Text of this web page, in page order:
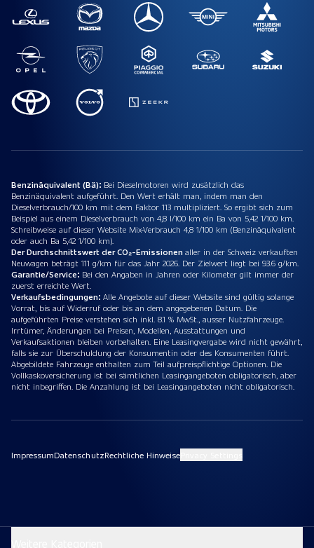
Benzinäquivalent (Bä): Bei Dieselmotoren wird zusätzlich das
Benzinäquivalent aufgeführt. Den Wert erhält man, indem man den
Dieselverbrauch/100 km mit dem Faktor 113 multipliziert. So ergibt sich zum
Beispiel aus einem Dieselverbrauch von 4,8 l/100 km ein Ba von 5,42 1/100 km.
Schreibweise auf dieser Website Mix-Verbrauch 4,8 1/100 km (Benzinäquivalent
oder auch Ba 5,42 1/100 km).
Der Durchschnittswert der CO₂-Emissionenaller in der Schweiz verkauften
Neuwagen beträgt 111 g/km für das Jahr 2026. Der Zielwert liegt bei 93.6 g/km.
Garantie/Service: Bei den Angaben in Jahren oder Kilometer gilt immer der
zuerst erreichte Wert.
Verkaufsbedingungen: Alle Angebote auf dieser Website sind gültig solange
Vorrat, bis auf Widerruf oder bis an dem angegebenen Datum. Die
aufgeführten Preise verstehen sich inkl. 8.1 % MwSt., ausser Nutzfahrzeuge.
Irrtümer, Änderungen bei Preisen, Modellen, Ausstattungen und
Verkaufsaktionen bleiben vorbehalten. Eine Leasingvergabe wird nicht gewährt,
falls sie zur Überschuldung der Konsumentin oder des Konsumenten führt.
Abgebildete Fahrzeuge enthalten zum Teil aufpreispflichtige Optionen. Die
Vollkaskoversicherung ist bei sämtlichen Leasingangeboten obligatorisch, aber
nicht inbegriffen. Die Anzahlung ist bei Leasingangeboten nicht obligatorisch.
ImpressumDatenschutzRechtliche Hinweise